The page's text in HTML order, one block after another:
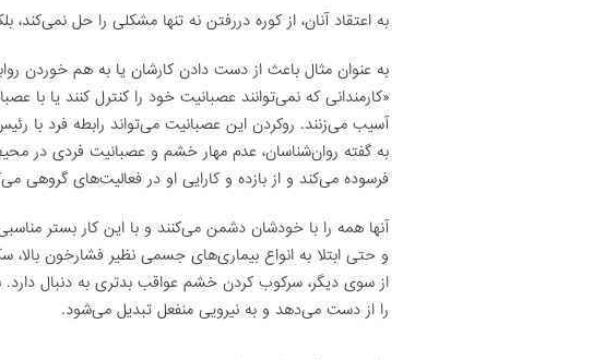
به اعتقاد آنان، از کوره دررفتن نه تنها مشکلی را حل نمی‌کند،
به عنوان مثال باعث از دست دادن کارشان یا به هم خوردن
«کارمندانی که نمی‌توانند عصبانیت خود را کنترل کنند یا با
آسیب می‌زنند. روکردن این عصبانیت می‌تواند رابطه فرد با
به گفته روان‌شناسان، عدم مهار خشم و عصبانیت فردی در
فرسوده می‌کند و از بازده و کارایی او در فعالیت‌های گروهی
آنها همه را با خودشان دشمن می‌کنند و با این کار بستر
و حتی ابتلا به انواع بیماری‌های جسمی نظیر فشارخون بالا،
از سوی دیگر، سرکوب کردن خشم عواقب بدتری به دنبال دارد.
را از دست می‌دهد و به نیرویی منفعل تبدیل می‌شود.